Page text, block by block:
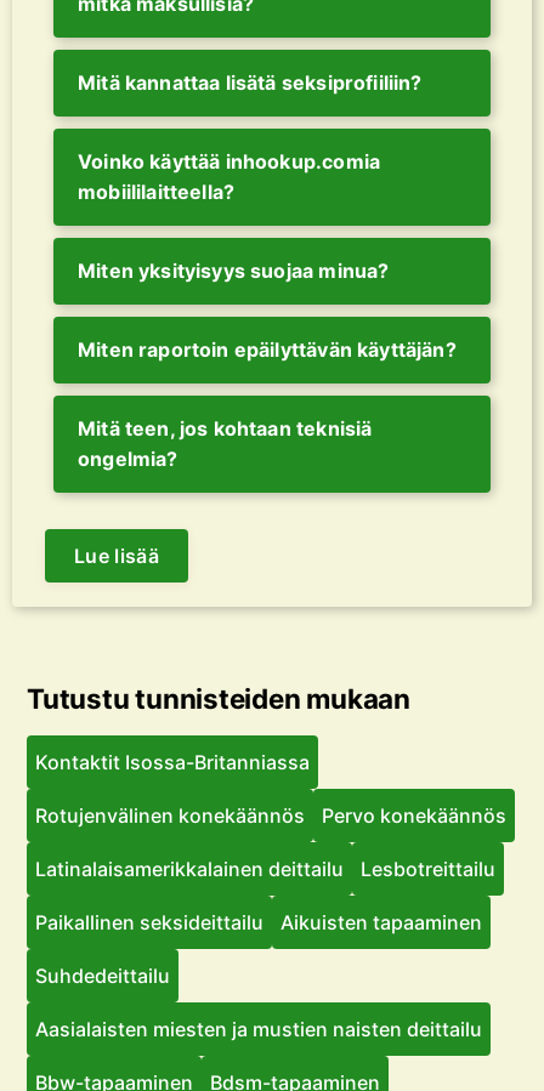
Mitä kannattaa lisätä seksiprofiiliin?
Voinko käyttää inhookup.comia
mobiililaitteella?
Miten yksityisyys suojaa minua?
Miten raportoin epäilyttävän käyttäjän?
Mitä teen, jos kohtaan teknisiä
ongelmia?
Lue lisää
Tutustu tunnisteiden mukaan
Kontaktit Isossa-Britanniassa
Rotujenvälinen konekäännös Pervo konekäännös
Latinalaisamerikkalainen deittailu Lesbotreittailu
Paikallinen seksideittailu Aikuisten tapaaminen
Suhdedeittailu
Aasialaisten miesten ja mustien naisten deittailu
Bbw-tapaaminen Bdsm-tapaaminen